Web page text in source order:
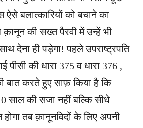
बलात्कारियों को बचाने का
की सख्त पैरवी में उन्हें भी
देना ही पड़ेगा! पहले उपराष्ट्रपति
पीसी की धारा 375 व धारा 376 ,
बात करते हुए साफ़ किया है कि
साल की सजा नहीं बल्कि सीधे
होगा तब क़ानूनविदों के लिए अपनी